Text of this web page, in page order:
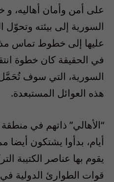
على أمن وأمان أهاليه، و
السورية إلى بيئته
عليها إلى خطوط تماس
في الحقيقة كان خطوة
السورية، التي سوف
هذه العوائل المستبعدة.
“الأهالي” ذاتهم في
أيام، بدأوا يشتكون
يقوم بها عناصر الكتيبة
قوات الطوارئ الدولية